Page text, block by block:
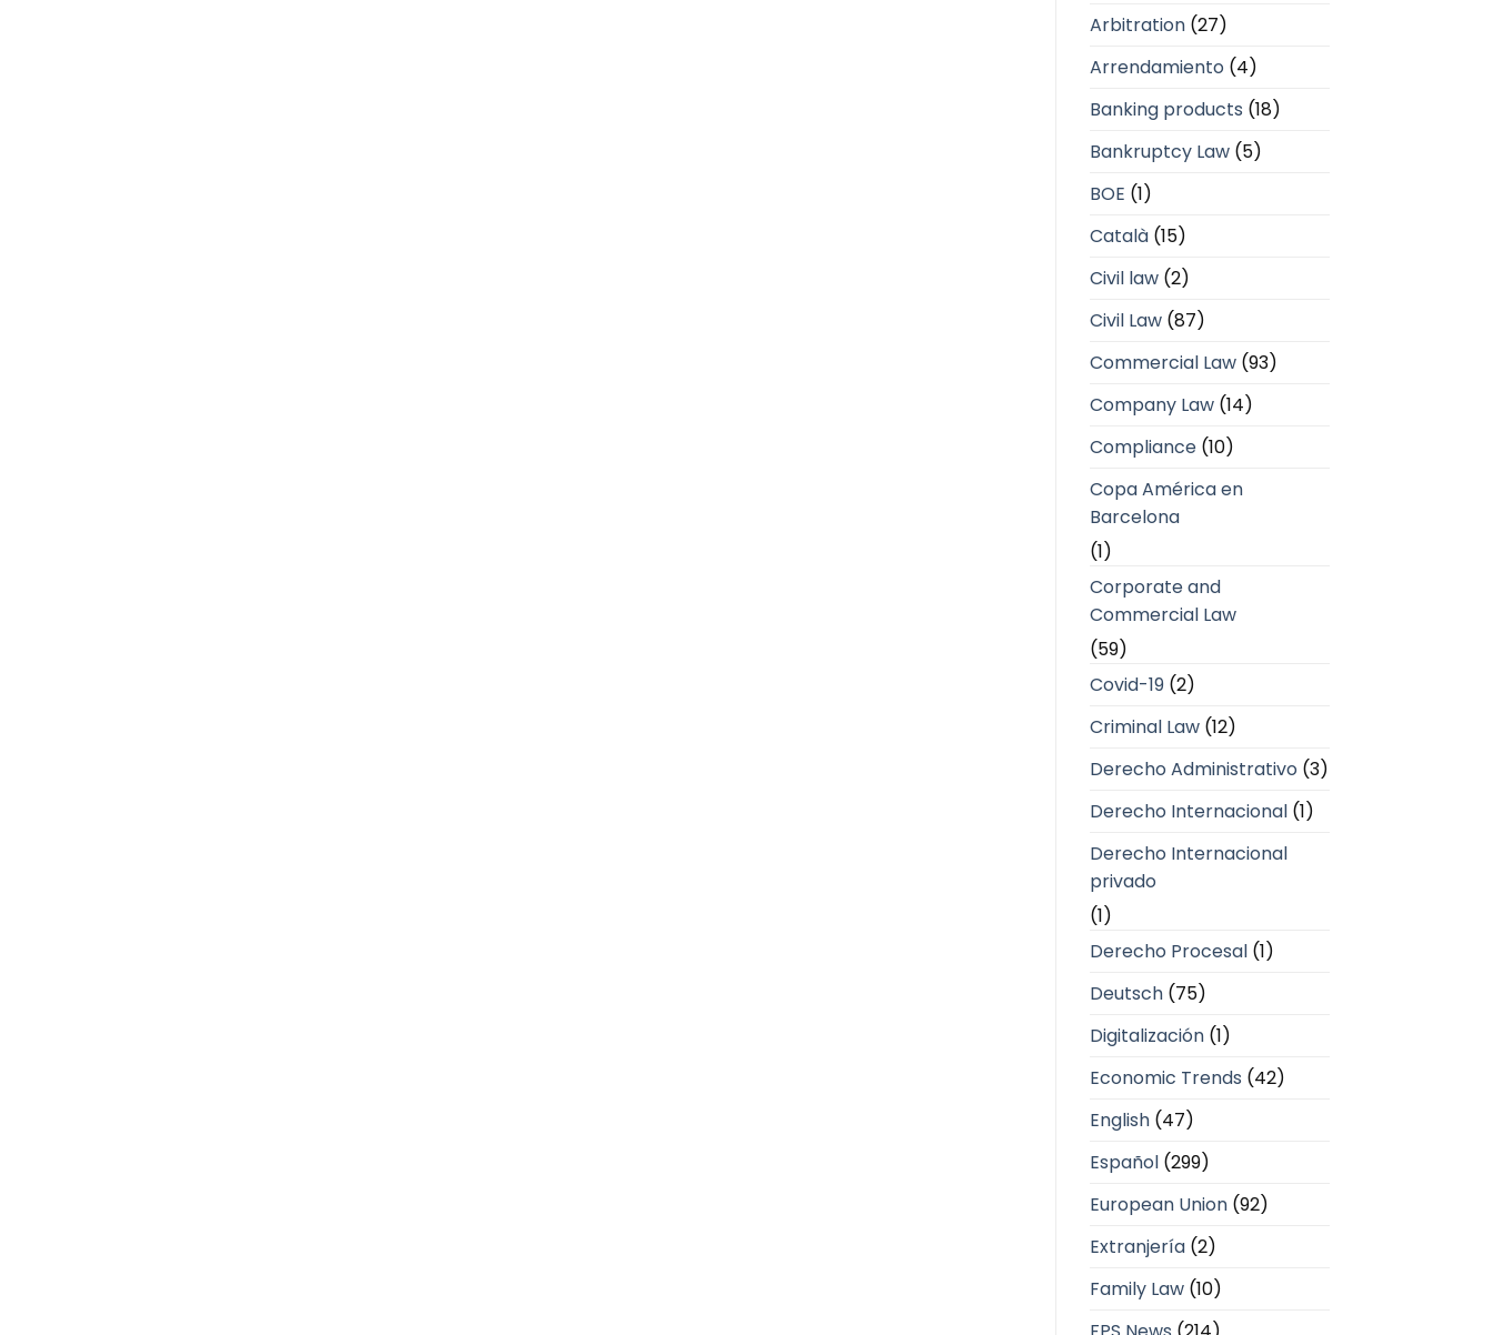
Arbitration(27)
Arrendamiento (4)
Banking products (18)
Bankruptcy Law(5)
BOE (1)
Català(15)
Civil law(2)
Civil Law(87)
Commercial Law(93)
Company Law(14)
Compliance(10)
Copa América en
Barcelona
(1)
Corporate and
Commercial Law
(59)
Covid-19(2)
Criminal Law(12)
Derecho Administrativo (3)
Derecho Internacional(1)
Derecho Internacional
privado
(1)
Derecho Procesal(1)
Deutsch(75)
Digitalización(1)
Economic Trends (42)
English(47)
Español(299)
European Union(92)
Extranjería(2)
Family Law(10)